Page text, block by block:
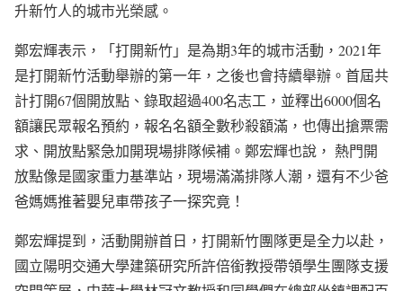
升新竹人的城市光榮感。
鄭宏輝表示，「打開新竹」是為期3年的城市活動，2021年
是打開新竹活動舉辦的第一年，之後也會持續舉辦。首屆共
計打開67個開放點、錄取超過400名志工，並釋出6000個名
額讓民眾報名預約，報名名額全數秒殺額滿，也傳出搶票需
求、開放點緊急加開現場排隊候補。鄭宏輝也說， 熱門開
放點像是國家重力基準站，現場滿滿排隊人潮，還有不少爸
爸媽媽推著嬰兒車帶孩子一探究竟！
鄭宏輝提到，活動開辦首日，打開新竹團隊更是全力以赴，
國立陽明交通大學建築研究所許倍銜教授帶領學生團隊支援